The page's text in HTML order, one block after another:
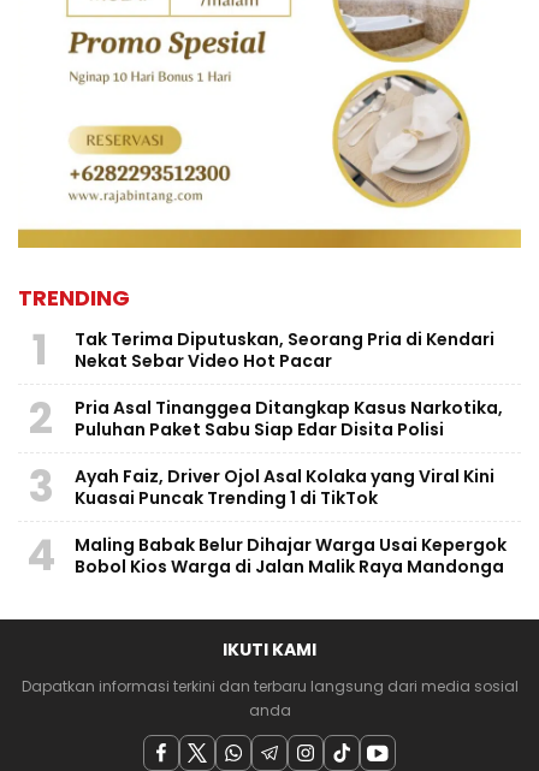
TRENDING
1
Tak Terima Diputuskan, Seorang Pria di Kendari
Nekat Sebar Video Hot Pacar
2
Pria Asal Tinanggea Ditangkap Kasus Narkotika,
Puluhan Paket Sabu Siap Edar Disita Polisi
3
Ayah Faiz, Driver Ojol Asal Kolaka yang Viral Kini
Kuasai Puncak Trending 1 di TikTok
4
Maling Babak Belur Dihajar Warga Usai Kepergok
Bobol Kios Warga di Jalan Malik Raya Mandonga
IKUTI KAMI
Dapatkan informasi terkini dan terbaru langsung dari media sosial
anda